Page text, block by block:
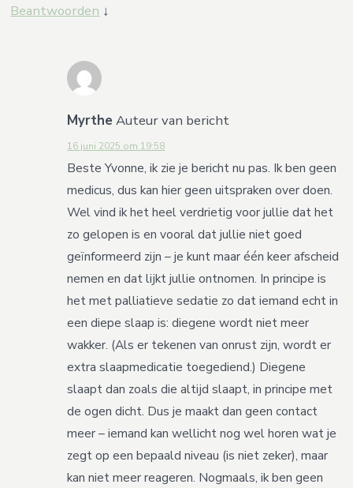
Beantwoorden ↓
Myrthe Auteur van bericht
16 juni 2025 om 19:58
Beste Yvonne, ik zie je bericht nu pas. Ik ben geen
medicus, dus kan hier geen uitspraken over doen.
Wel vind ik het heel verdrietig voor jullie dat het
zo gelopen is en vooral dat jullie niet goed
geïnformeerd zijn – je kunt maar één keer afscheid
nemen en dat lijkt jullie ontnomen. In principe is
het met palliatieve sedatie zo dat iemand echt in
een diepe slaap is: diegene wordt niet meer
wakker. (Als er tekenen van onrust zijn, wordt er
extra slaapmedicatie toegediend.) Diegene
slaapt dan zoals die altijd slaapt, in principe met
de ogen dicht. Dus je maakt dan geen contact
meer – iemand kan wellicht nog wel horen wat je
zegt op een bepaald niveau (is niet zeker), maar
kan niet meer reageren. Nogmaals, ik ben geen